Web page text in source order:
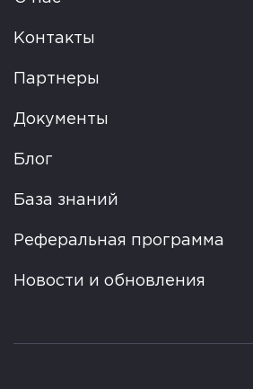
Контакты
Партнеры
Документы
Блог
База знаний
Реферальная программа
Новости и обновления